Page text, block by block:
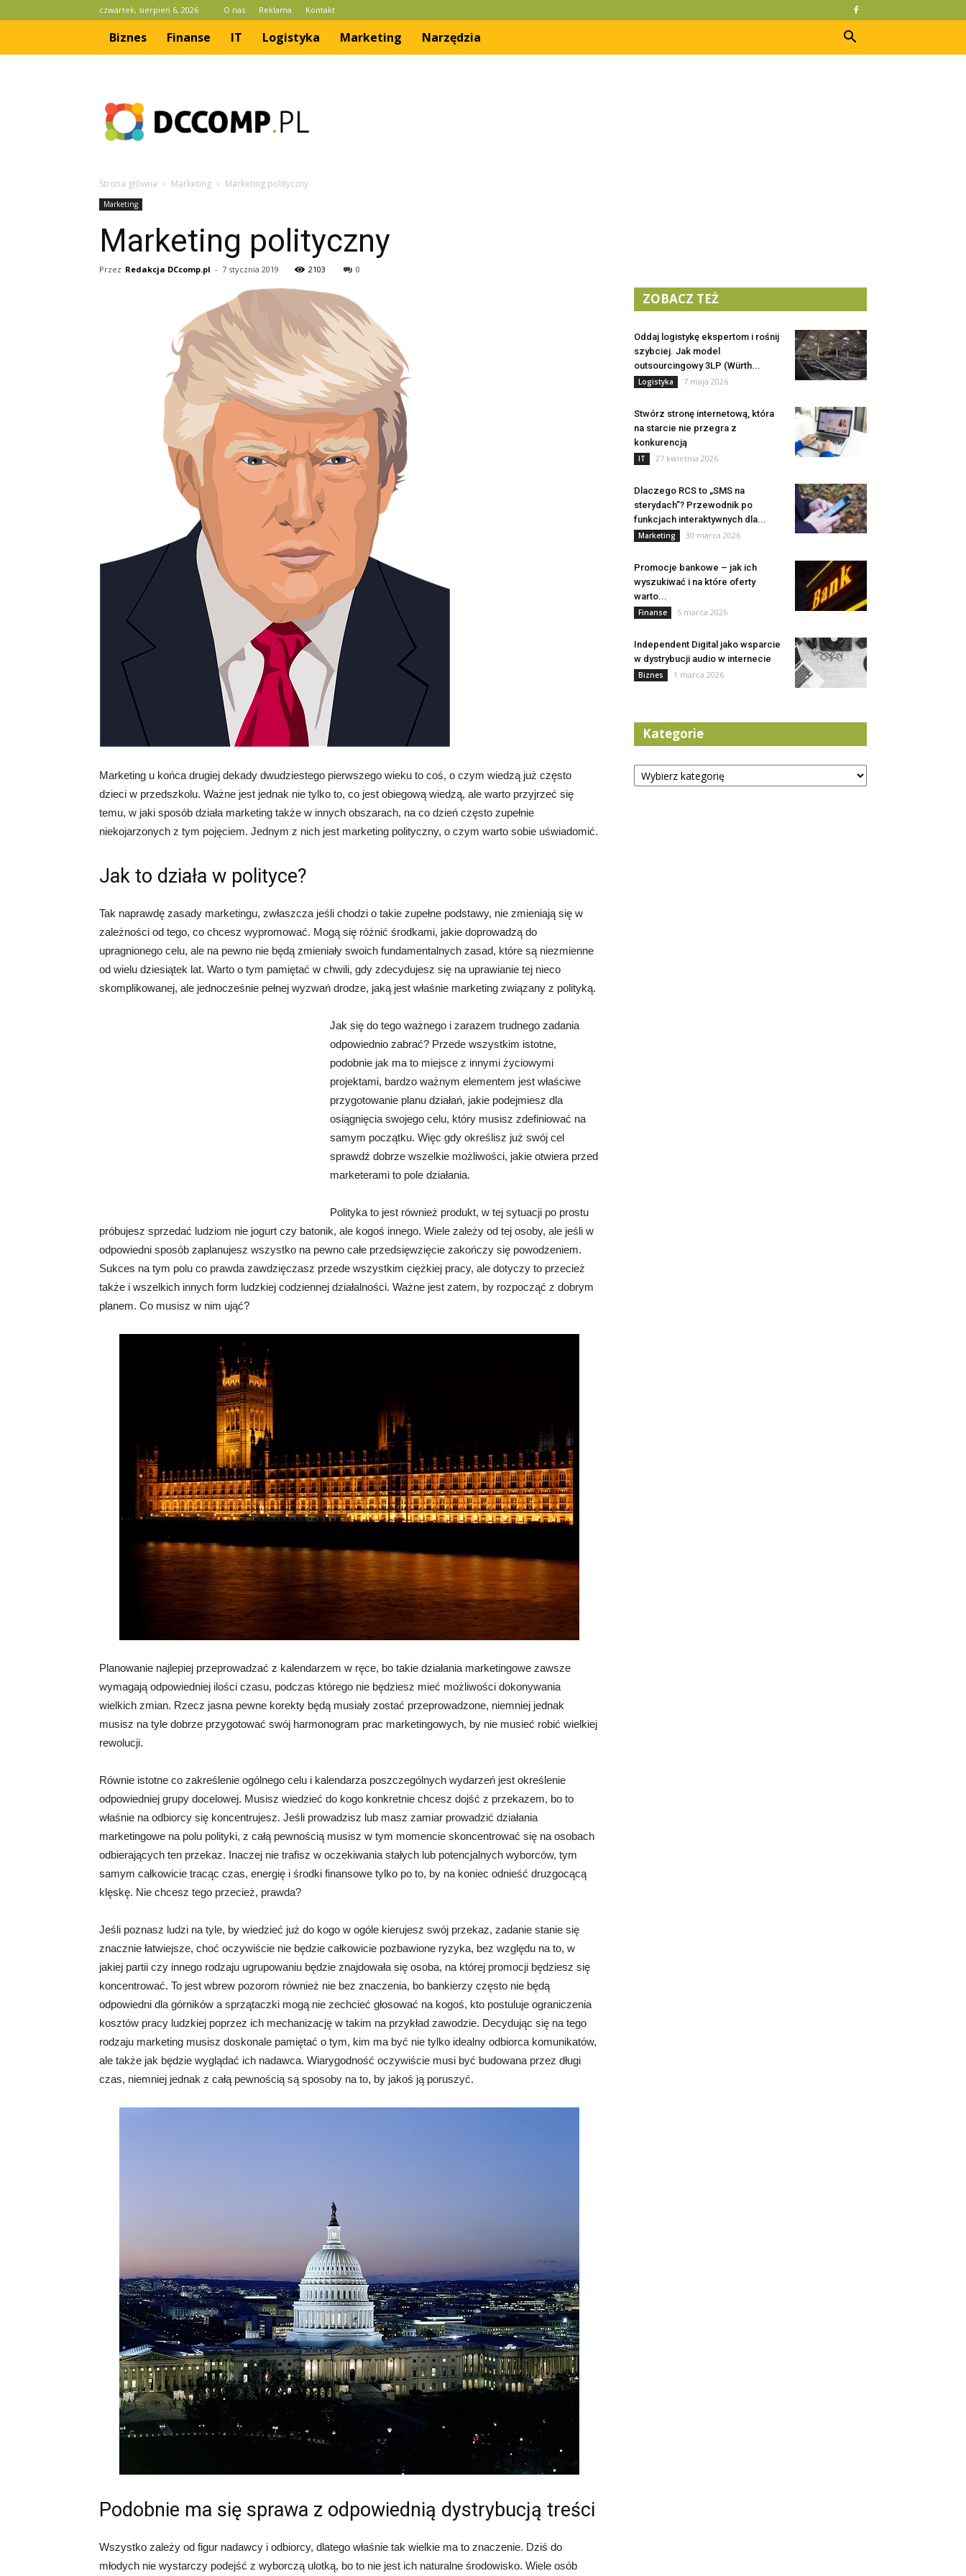
czwartek, sierpień 6, 2026 O nas Reklama Kontakt
Biznes Finanse IT Logistyka Marketing Narzędzia
Strona główna Marketing Marketing polityczny
Marketing
Marketing polityczny
Przez Redakcja DCcomp.pl - 7 stycznia 2019 2103 0
Marketing u końca drugiej dekady dwudziestego pierwszego wieku to coś, o czym wiedzą już często
dzieci w przedszkolu. Ważne jest jednak nie tylko to, co jest obiegową wiedzą, ale warto przyjrzeć się
temu, w jaki sposób działa marketing także w innych obszarach, na co dzień często zupełnie
niekojarzonych z tym pojęciem. Jednym z nich jest marketing polityczny, o czym warto sobie uświadomić.
Jak to działa w polityce?
Tak naprawdę zasady marketingu, zwłaszcza jeśli chodzi o takie zupełne podstawy, nie zmieniają się w
zależności od tego, co chcesz wypromować. Mogą się różnić środkami, jakie doprowadzą do
upragnionego celu, ale na pewno nie będą zmieniały swoich fundamentalnych zasad, które są niezmienne
od wielu dziesiątek lat. Warto o tym pamiętać w chwili, gdy zdecydujesz się na uprawianie tej nieco
skomplikowanej, ale jednocześnie pełnej wyzwań drodze, jaką jest właśnie marketing związany z polityką.
Jak się do tego ważnego i zarazem trudnego zadania
odpowiednio zabrać? Przede wszystkim istotne,
podobnie jak ma to miejsce z innymi życiowymi
projektami, bardzo ważnym elementem jest właściwe
przygotowanie planu działań, jakie podejmiesz dla
osiągnięcia swojego celu, który musisz zdefiniować na
samym początku. Więc gdy określisz już swój cel
sprawdź dobrze wszelkie możliwości, jakie otwiera przed
marketerami to pole działania.
Polityka to jest również produkt, w tej sytuacji po prostu
próbujesz sprzedać ludziom nie jogurt czy batonik, ale kogoś innego. Wiele zależy od tej osoby, ale jeśli w
odpowiedni sposób zaplanujesz wszystko na pewno całe przedsięwzięcie zakończy się powodzeniem.
Sukces na tym polu co prawda zawdzięczasz przede wszystkim ciężkiej pracy, ale dotyczy to przecież
także i wszelkich innych form ludzkiej codziennej działalności. Ważne jest zatem, by rozpocząć z dobrym
planem. Co musisz w nim ująć?
Planowanie najlepiej przeprowadzać z kalendarzem w ręce, bo takie działania marketingowe zawsze
wymagają odpowiedniej ilości czasu, podczas którego nie będziesz mieć możliwości dokonywania
wielkich zmian. Rzecz jasna pewne korekty będą musiały zostać przeprowadzone, niemniej jednak
musisz na tyle dobrze przygotować swój harmonogram prac marketingowych, by nie musieć robić wielkiej
rewolucji.
Równie istotne co zakreślenie ogólnego celu i kalendarza poszczególnych wydarzeń jest określenie
odpowiedniej grupy docelowej. Musisz wiedzieć do kogo konkretnie chcesz dojść z przekazem, bo to
właśnie na odbiorcy się koncentrujesz. Jeśli prowadzisz lub masz zamiar prowadzić działania
marketingowe na polu polityki, z całą pewnością musisz w tym momencie skoncentrować się na osobach
odbierających ten przekaz. Inaczej nie trafisz w oczekiwania stałych lub potencjalnych wyborców, tym
samym całkowicie tracąc czas, energię i środki finansowe tylko po to, by na koniec odnieść druzgocącą
klęskę. Nie chcesz tego przecież, prawda?
Jeśli poznasz ludzi na tyle, by wiedzieć już do kogo w ogóle kierujesz swój przekaz, zadanie stanie się
znacznie łatwiejsze, choć oczywiście nie będzie całkowicie pozbawione ryzyka, bez względu na to, w
jakiej partii czy innego rodzaju ugrupowaniu będzie znajdowała się osoba, na której promocji będziesz się
koncentrować. To jest wbrew pozorom również nie bez znaczenia, bo bankierzy często nie będą
odpowiedni dla górników a sprzątaczki mogą nie zechcieć głosować na kogoś, kto postuluje ograniczenia
kosztów pracy ludzkiej poprzez ich mechanizację w takim na przykład zawodzie. Decydując się na tego
rodzaju marketing musisz doskonale pamiętać o tym, kim ma być nie tylko idealny odbiorca komunikatów,
ale także jak będzie wyglądać ich nadawca. Wiarygodność oczywiście musi być budowana przez długi
czas, niemniej jednak z całą pewnością są sposoby na to, by jakoś ją poruszyć.
Podobnie ma się sprawa z odpowiednią dystrybucją treści
Wszystko zależy od figur nadawcy i odbiorcy, dlatego właśnie tak wielkie ma to znaczenie. Dziś do
młodych nie wystarczy podejść z wyborczą ulotką, bo to nie jest ich naturalne środowisko. Wiele osób
ZOBACZ TEŻ
Oddaj logistykę ekspertom i rośnij
szybciej. Jak model
outsourcingowy 3LP (Würth...
Logistyka 7 maja 2026
Stwórz stronę internetową, która
na starcie nie przegra z
konkurencją
IT 27 kwietnia 2026
Dlaczego RCS to „SMS na
sterydach”? Przewodnik po
funkcjach interaktywnych dla...
Marketing 30 marca 2026
Promocje bankowe – jak ich
wyszukiwać i na które oferty
warto...
Finanse 5 marca 2026
Independent Digital jako wsparcie
w dystrybucji audio w internecie
Biznes 1 marca 2026
Kategorie
Kategorie